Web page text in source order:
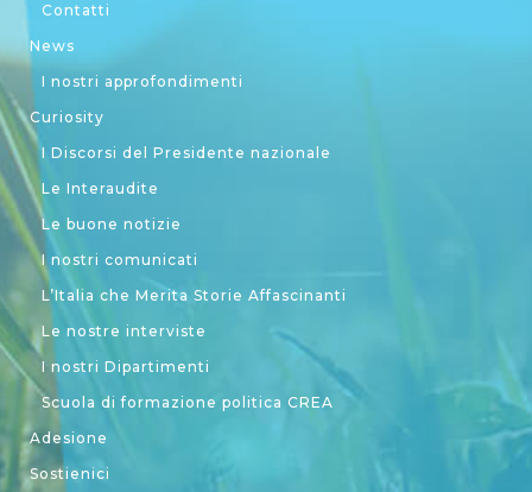
Contatti
News
I nostri approfondimenti
Curiosity
I Discorsi del Presidente nazionale
Le Interaudite
Le buone notizie
I nostri comunicati
L’Italia che Merita Storie Affascinanti
Le nostre interviste
I nostri Dipartimenti
Scuola di formazione politica CREA
Adesione
Sostienici